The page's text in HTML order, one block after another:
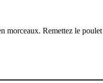
morceaux. Remettez le poulet